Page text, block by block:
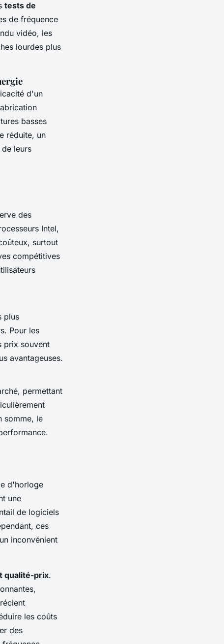
tests de
de fréquence
vidéo, les
lourdes plus
d'un
basses
réduite, un
leurs
des
Intel,
surtout
compétitives
plus
Pour les
prix souvent
avantageuses.
permettant
somme, le
d'horloge
une
de logiciels
ces
inconvénient
qualité-prix.
les coûts
des